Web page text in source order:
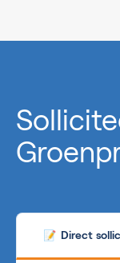
📝 Direct